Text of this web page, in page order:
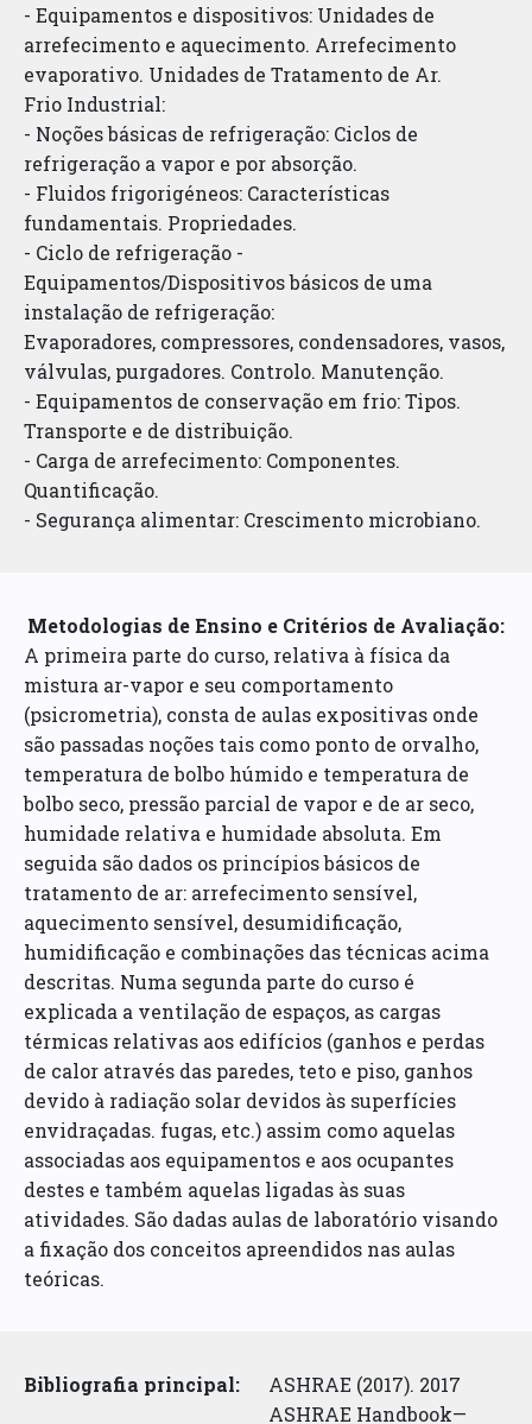
- Equipamentos e dispositivos: Unidades de
arrefecimento e aquecimento. Arrefecimento
evaporativo. Unidades de Tratamento de Ar.
Frio Industrial:
- Noções básicas de refrigeração: Ciclos de
refrigeração a vapor e por absorção.
- Fluidos frigorigéneos: Características
fundamentais. Propriedades.
- Ciclo de refrigeração -
Equipamentos/Dispositivos básicos de uma
instalação de refrigeração:
Evaporadores, compressores, condensadores, vasos,
válvulas, purgadores. Controlo. Manutenção.
- Equipamentos de conservação em frio: Tipos.
Transporte e de distribuição.
- Carga de arrefecimento: Componentes.
Quantificação.
- Segurança alimentar: Crescimento microbiano.
Metodologias de Ensino e Critérios de Avaliação:
A primeira parte do curso, relativa à física da
mistura ar-vapor e seu comportamento
(psicrometria), consta de aulas expositivas onde
são passadas noções tais como ponto de orvalho,
temperatura de bolbo húmido e temperatura de
bolbo seco, pressão parcial de vapor e de ar seco,
humidade relativa e humidade absoluta. Em
seguida são dados os princípios básicos de
tratamento de ar: arrefecimento sensível,
aquecimento sensível, desumidificação,
humidificação e combinações das técnicas acima
descritas. Numa segunda parte do curso é
explicada a ventilação de espaços, as cargas
térmicas relativas aos edifícios (ganhos e perdas
de calor através das paredes, teto e piso, ganhos
devido à radiação solar devidos às superfícies
envidraçadas. fugas, etc.) assim como aquelas
associadas aos equipamentos e aos ocupantes
destes e também aquelas ligadas às suas
atividades. São dadas aulas de laboratório visando
a fixação dos conceitos apreendidos nas aulas
teóricas.
Bibliografia principal:
ASHRAE (2017). 2017
ASHRAE Handbook—